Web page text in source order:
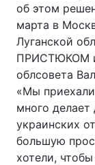
об этом
марта в
Луганской
ПРИСТЮКОМ и
облсовета
«Мы
много делает
украинских
большую
хотели,